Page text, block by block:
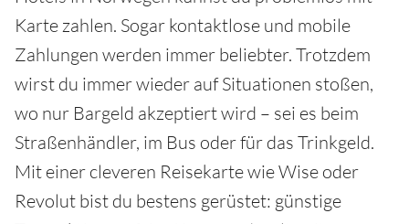
Karte zahlen. Sogar kontaktlose und mobile
Zahlungen werden immer beliebter. Trotzdem
wirst du immer wieder auf Situationen stoßen,
wo nur Bargeld akzeptiert wird – sei es beim
Straßenhändler, im Bus oder für das Trinkgeld.
Mit einer cleveren Reisekarte wie Wise oder
Revolut bist du bestens gerüstet: günstige